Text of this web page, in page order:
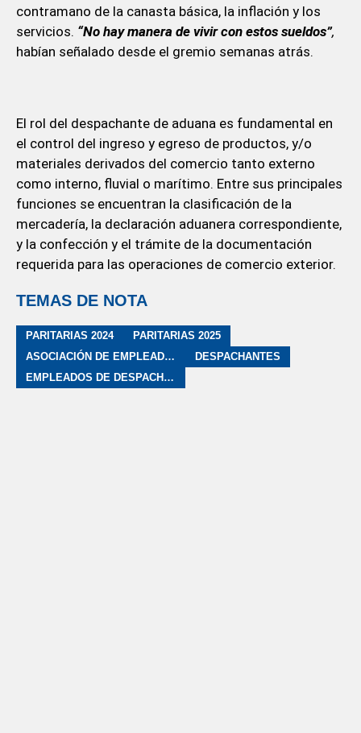
contramano de la canasta básica, la inflación y los
servicios. “No hay manera de vivir con estos sueldos”,
habían señalado desde el gremio semanas atrás.
El rol del despachante de aduana es fundamental en
el control del ingreso y egreso de productos, y/o
materiales derivados del comercio tanto externo
como interno, fluvial o marítimo. Entre sus principales
funciones se encuentran la clasificación de la
mercadería, la declaración aduanera correspondiente,
y la confección y el trámite de la documentación
requerida para las operaciones de comercio exterior.
TEMAS DE NOTA
PARITARIAS 2024
PARITARIAS 2025
ASOCIACIÓN DE EMPLEADOS DE DESPACHANTES DE ADUANA
DESPACHANTES
EMPLEADOS DE DESPACHANTES DE ADUANA